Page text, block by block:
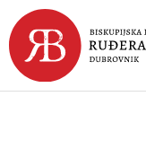
POČETNA